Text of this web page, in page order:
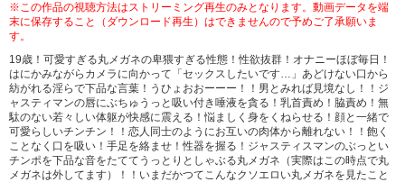
※この作品の視聴方法はストリーミング再生のみとなります。動画データを端
末に保存すること（ダウンロード再生）はできませんので予めご了承願いま
す。
19歳！可愛すぎる丸メガネの卑猥すぎる性態！性欲抜群！オナニーほぼ毎日！
はにかみながらカメラに向かって「セックスしたいです…」あどけない口から
紡がれる淫らで下品な言葉！うひょおおーーー！！男とみれば見境なし！！ジ
ャスティマンの唇にぶちゅうっと吸い付き唾液を貪る！乳首責め！脇責め！無
駄のない若々しい体躯が快感に震える！悩ましく身をくねらせる！顔と一緒で
可愛らしいチンチン！！恋人同士のようにお互いの肉体から離れない！！飽く
ことなく口を吸い！手足を絡ませ！性器を握る！ジャスティスマンのぶっとい
チンポを下品な音をたててうっとりとしゃぶる丸メガネ（実際はこの時点で丸
メガネは外してます）！！いまだかつてこんなクソエロい丸メガネを見たこと